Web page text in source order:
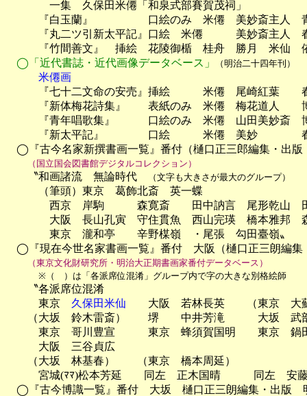
一集　久保田米僊「和泉式部賽賀茂祠」
『白玉蘭』　　　　　口絵のみ　米僊　美妙斎主人　
『丸二ツ引新太平記』口絵　米僊　　　美妙斎主人　
『竹間善文』　挿絵　花陵御楯　桂舟　勝月　米仙　
◯「近代書誌・近代画像データベース」
（明治二十四年刊）
米僊画
『七十二文命の安売』挿絵　　　米僊　尾崎紅葉　　
『新体梅花詩集』　　表紙のみ　米僊　梅花道人　　
『青年唱歌集』　　　口絵のみ　米僊　山田美妙斎　
『新太平記』　　　　口絵　　　米僊　美妙　　　　
◯『古今名家新撰書画一覧』番付（樋口正三郎編集・出版
（国立国会図書館デジタルコレクション）
〝和画諸流　無論時代 （文字も大きさが最大のグループ）
（筆頭）東京　葛飾北斎　英一蝶
西京　岸駒　　　森寛斎　　田中訥言　尾形乾山
大阪　長山孔寅　守住貫魚　西山完瑛　橋本雅邦　森
東京　瀧和亭　　辛野楳嶺　・尾張　勾田臺嶺〟
◯『現在今世名家書画一覧』番付　大阪（樋口正三朗編集
（東京文化財研究所・明治大正期書画家番付データベース）
※（　）は「各派席位混淆」グループ内で字の大きな別格絵師
〝各派席位混淆
東京 久保田米仙 大阪　若林長英　　（東京　大
（大坂　鈴木雷斎）　　堺　　中井芳滝　　　大坂　武
東京　哥川豊宣　　　東京　蜂須賀国明　　東京　鍋
大阪　三谷貞広
（大坂　林基春）　　（東京　橋本周延）
宮城(ﾏﾏ)松本芳延　　同左　正木国晴　　　同左　安
◯『古今博識一覧』番付　大坂　樋口正三朗編集・出版　